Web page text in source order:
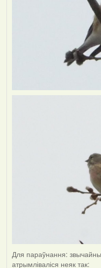
Для параўнання:
атрымліваліся неяк так: